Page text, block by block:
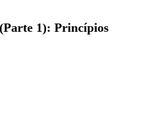
1): Princípios